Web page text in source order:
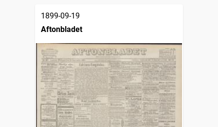
1899-09-19
Aftonbladet